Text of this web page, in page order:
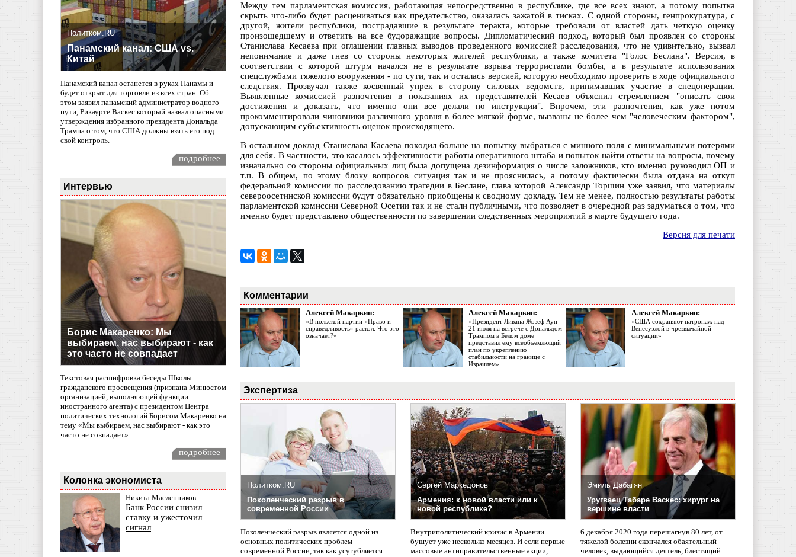
Политком.RU
Панамский канал: США vs.
Китай
Панамский канал останется в руках Панамы и
будет открыт для торговли из всех стран. Об
этом заявил панамский администратор водного
пути, Рикаурте Васкес который назвал опасными
утверждения избранного президента Дональда
Трампа о том, что США должны взять его под
свой контроль.
подробнее
Интервью
Борис Макаренко: Мы
выбираем, нас выбирают - как
это часто не совпадает
Текстовая расшифровка беседы Школы
гражданского просвещения (признана Минюстом
организацией, выполняющей функции
иностранного агента) с президентом Центра
политических технологий Борисом Макаренко на
тему «Мы выбираем, нас выбирают - как это
часто не совпадает».
подробнее
Колонка экономиста
Никита Масленников
Банк России снизил
ставку и ужесточил
сигнал
Между тем парламентская комиссия, работающая непосредственно в республике, где все всех знают, а потому попытка
скрыть что-либо будет расцениваться как предательство, оказалась зажатой в тисках. С одной стороны, генпрокуратура, с
другой, жители республики, пострадавшие в результате теракта, которые требовали от властей дать четкую оценку
произошедшему и ответить на все будоражащие вопросы. Дипломатический подход, который был проявлен со стороны
Станислава Кесаева при оглашении главных выводов проведенного комиссией расследования, что не удивительно, вызвал
непонимание и даже гнев со стороны некоторых жителей республики, а также комитета "Голос Беслана". Версия, в
соответствии с которой штурм начался не в результате взрыва террористами бомбы, а в результате использования
спецслужбами тяжелого вооружения - по сути, так и осталась версией, которую необходимо проверить в ходе официального
следствия. Прозвучал также косвенный упрек в сторону силовых ведомств, принимавших участие в спецоперации.
Выявленные комиссией разночтения в показаниях их представителей Кесаев объяснил стремлением "описать свои
достижения и доказать, что именно они все делали по инструкции". Впрочем, эти разночтения, как уже потом
прокомментировали чиновники различного уровня в более мягкой форме, вызваны не более чем "человеческим фактором",
допускающим субъективность оценок происходящего.
В остальном доклад Станислава Касаева походил больше на попытку выбраться с минного поля с минимальными потерями
для себя. В частности, это касалось эффективности работы оперативного штаба и попыток найти ответы на вопросы, почему
изначально со стороны официальных лиц была допущена дезинформация о числе заложников, кто именно руководил ОП и
т.п. В общем, по этому блоку вопросов ситуация так и не прояснилась, а потому фактически была отдана на откуп
федеральной комиссии по расследованию трагедии в Беслане, глава которой Александр Торшин уже заявил, что материалы
североосетинской комиссии будут обязательно приобщены к сводному докладу. Тем не менее, полностью результаты работы
парламентской комиссии Северной Осетии так и не стали публичными, что позволяет в очередной раз задуматься о том, что
именно будет представлено общественности по завершении следственных мероприятий в марте будущего года.
Версия для печати
Комментарии
Алексей Макаркин:
«В польской партии «Право и
справедливость» раскол. Что это
означает?»
Алексей Макаркин:
«Президент Ливана Жозеф Аун
21 июля на встрече с Дональдом
Трампом в Белом доме
представил ему всеобъемлющий
план по укреплению
стабильности на границе с
Израилем»
Алексей Макаркин:
«США сохраняют патронаж над
Венесуэлой в чрезвычайной
ситуации»
Экспертиза
Политком.RU
Поколенческий разрыв в
современной России
Поколенческий разрыв является одной из
основных политических проблем
современной России, так как усугубляется
Сергей Маркедонов
Армения: к новой власти или к
новой республике?
Внутриполитический кризис в Армении
бушует уже несколько месяцев. И если первые
массовые антиправительственные акции,
Эмиль Дабагян
Уругваец Табаре Васкес: хирург на
вершине власти
6 декабря 2020 года перешагнув 80 лет, от
тяжелой болезни скончался обаятельный
человек, выдающийся деятель, блестящий